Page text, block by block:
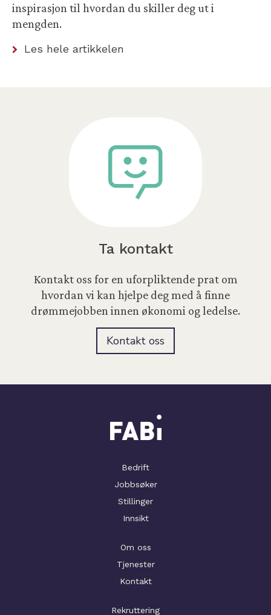
inspirasjon til hvordan du skiller deg ut i
mengden.
Les hele artikkelen
Ta kontakt
Kontakt oss for en uforpliktende prat om
hvordan vi kan hjelpe deg med å finne
drømmejobben innen økonomi og ledelse.
Kontakt oss
Bedrift
Jobbsøker
Stillinger
Innsikt
Om oss
Tjenester
Kontakt
Rekruttering